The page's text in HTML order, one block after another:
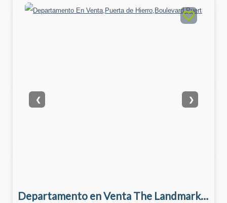
❮ ❯
Departamento en Venta The Landmark Reserve, Zapopan